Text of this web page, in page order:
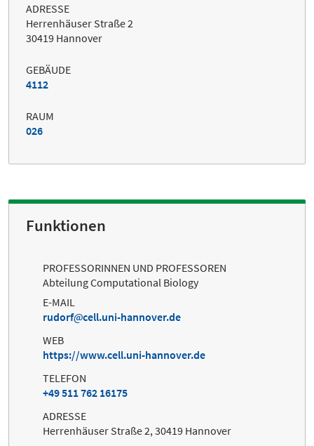
ADRESSE
Herrenhäuser Straße 2
30419 Hannover
GEBÄUDE
4112
RAUM
026
Funktionen
PROFESSORINNEN UND PROFESSOREN
Abteilung Computational Biology
E-MAIL
rudorf
cell.uni-hannover.de
WEB
https://www.cell.uni-hannover.de
TELEFON
+49 511 762 16175
ADRESSE
Herrenhäuser Straße 2, 30419 Hannover